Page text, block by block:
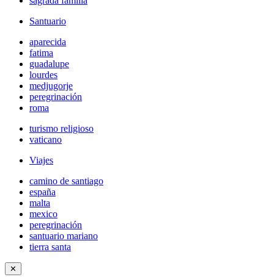
Santuario
aparecida
fatima
guadalupe
lourdes
medjugorje
peregrinación
roma
turismo religioso
vaticano
Viajes
camino de santiago
españa
malta
mexico
peregrinación
santuario mariano
tierra santa
✕